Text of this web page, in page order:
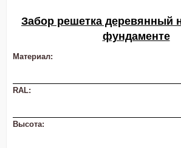
Забор решетка деревянный
фундаменте
Материал:
RAL:
Высота: